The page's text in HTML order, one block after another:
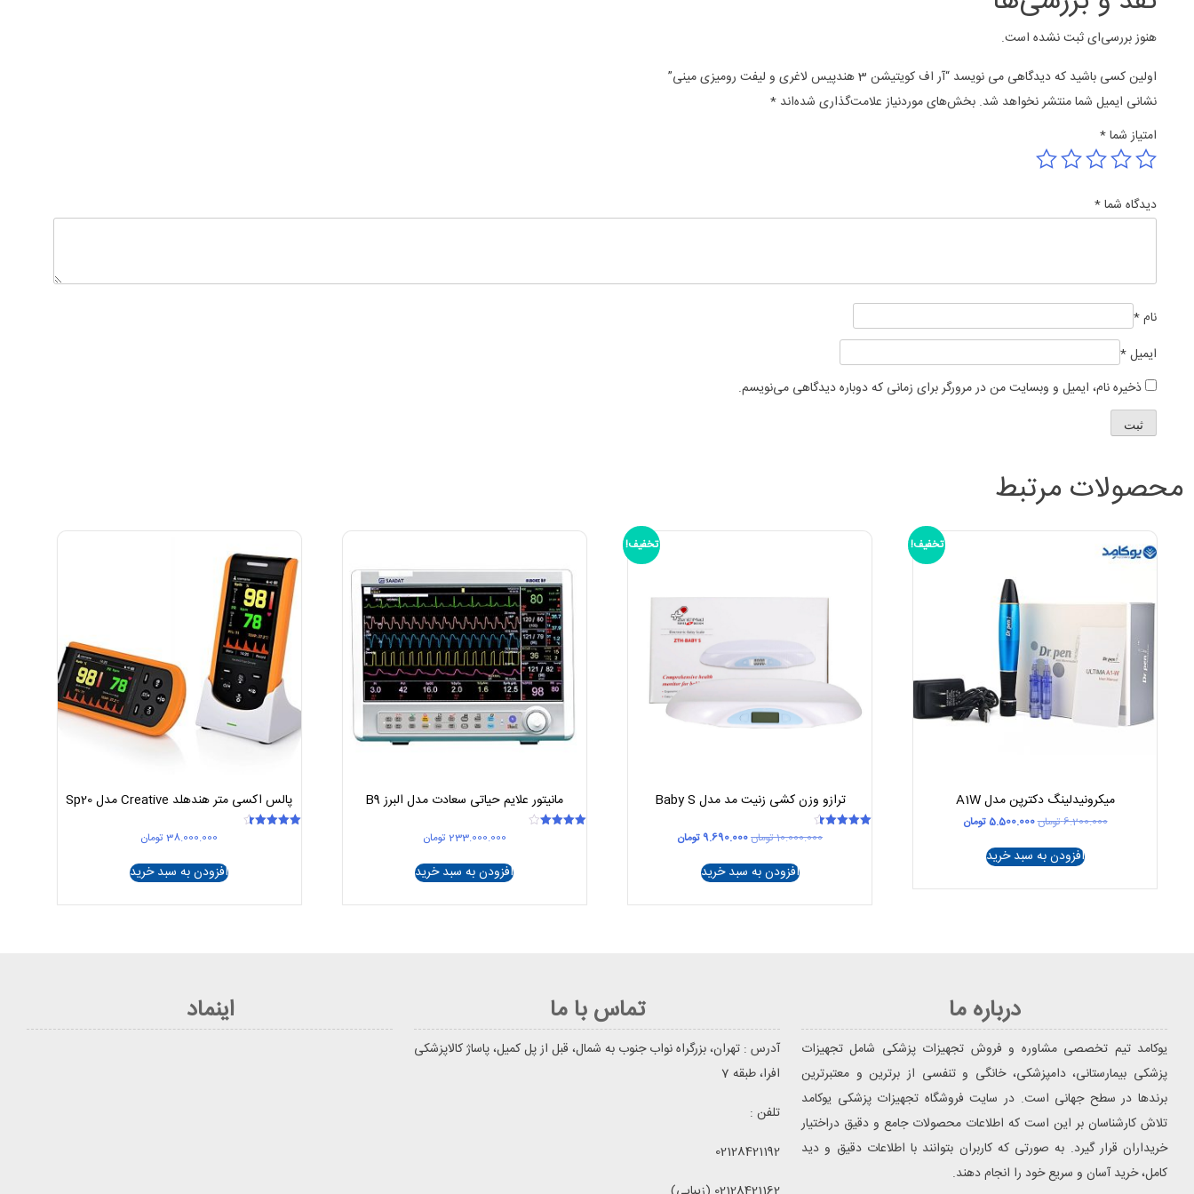
هنوز بررسی‌ای ثبت نشده است.
اولین کسی باشید که دیدگاهی می نویسد “آر اف کویتیشن 3 هندپیس لاغری و لیفت رومیزی مینی”
نشانی ایمیل شما منتشر نخواهد شد. بخش‌های موردنیاز علامت‌گذاری شده‌اند *
امتیاز شما*
دیدگاه شما*
نام*
ایمیل*
ذخیره نام، ایمیل و وبسایت من در مرورگر برای زمانی که دوباره دیدگاهی می‌نویسم.
محصولات مرتبط
تخفیف!
میکرونیدلینگ دکترپن مدل A1W
6.200.000تومانقیمت
6.200.000 تومان
بود.
5.500.000تومان
افزودن به سبد خرید
تخفیف!
ترازو وزن کشی زنیت مد مدل Baby S
10.000.000تومانقیمت
10.000.000 تومان
بود.
9.690.000 تومانقیمت
افزودن به سبد خرید
مانیتور علایم حیاتی سعادت مدل البرز B9
233.000.000 تومان
افزودن به سبد خرید
پالس اکسی متر هندهلد Creative مدل Sp20
38.000.000 تومان
افزودن به سبد خرید
درباره ما
یوکامد تیم تخصصی مشاوره و فروش تجهیزات پزشکی شامل تجهیزات
پزشکی بیمارستانی، دامپزشکی، خانگی و تنفسی از برترین و معتبرترین
برندها در سطح جهانی است. در سایت فروشگاه تجهیزات پزشکی یوکامد
تلاش کارشناسان بر این است که اطلاعات محصولات جامع و دقیق دراختیار
خریداران قرار گیرد. به صورتی که کاربران بتوانند با اطلاعات دقیق و دید
کامل، خرید آسان و سریع خود را انجام دهند.
تماس با ما
آدرس : تهران، بزرگراه نواب جنوب به شمال، قبل از پل کمیل، پاساژ کالاپزشکی
افرا، طبقه 7
تلفن :
02128421192
اینماد